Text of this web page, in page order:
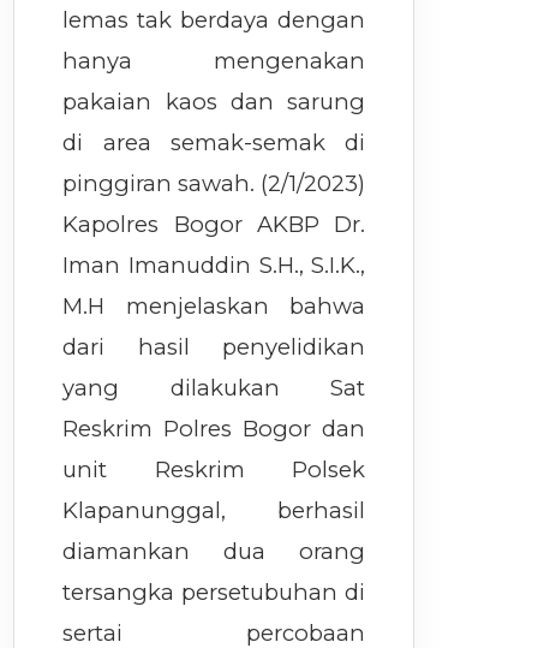
lemas tak berdaya dengan
hanya mengenakan
pakaian kaos dan sarung
di area semak-semak di
pinggiran sawah. (2/1/2023)
Kapolres Bogor AKBP Dr.
Iman Imanuddin S.H., S.I.K.,
M.H menjelaskan bahwa
dari hasil penyelidikan
yang dilakukan Sat
Reskrim Polres Bogor dan
unit Reskrim Polsek
Klapanunggal, berhasil
diamankan dua orang
tersangka persetubuhan di
sertai percobaan